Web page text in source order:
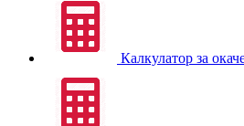
Калкулатор за